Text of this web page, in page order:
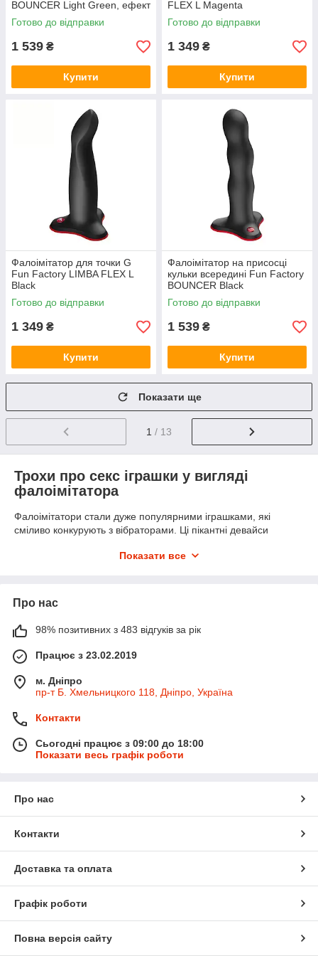
BOUNCER Light Green, ефект
вібрації
Готово до відправки
1 539 ₴
Купити
FLEX L Magenta
Готово до відправки
1 349 ₴
Купити
Фалоімітатор для точки G
Fun Factory LIMBA FLEX L
Black
Готово до відправки
1 349 ₴
Купити
Фалоімітатор на присосці
кульки всередині Fun Factory
BOUNCER Black
Готово до відправки
1 539 ₴
Купити
Показати ще
1 / 13
Трохи про секс іграшки у вигляді
фалоімітатора
Фалоімітатори стали дуже популярними іграшками, які
сміливо конкурують з вібраторами. Ці пікантні девайси
активно використовують як жінки, так і чоловіки. Наш Інтернет
широкий асортимент товарів найвищої якості. На сайті ви
також можете вибрати очисник для інтимних іграшок та
купити лубриканти на водній основі
для безпеки та повноти
відчуттів.
Види фалоімітаторів та варіанти застосування
Іграшки даного типу точно імітують фалічну форму та
анатомічні особливості статевого члена – текстуру, будову та
урізноманітнити інтимні стосунки. Фалоімітатори
Сучасний асортимент налічує безліч видів цих виробів, що
відрізняються дизайном, відтінком, матеріалом,
фалоімітатори у різноманітті варіантів:
фалоімітатори на присосці;
фалоімітатор з імітацією сім'явипорскування;
скляні та багато інших.
Показати все
Про нас
98% позитивних з 483 відгуків за рік
Працює з 23.02.2019
м. Дніпро
пр-т Б. Хмельницкого 118, Дніпро, Україна
Контакти
Сьогодні працює з 09:00 до 18:00
Показати весь графік роботи
Про нас
Контакти
Доставка та оплата
Графік роботи
Повна версія сайту